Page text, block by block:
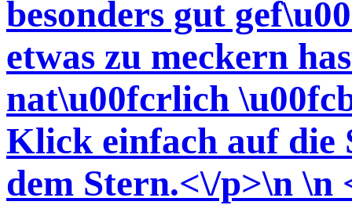
besonders gut
etwas zu meckern
nat\u00fcrlich
Klick einfach auf die
dem Stern.<\/p>\n \n